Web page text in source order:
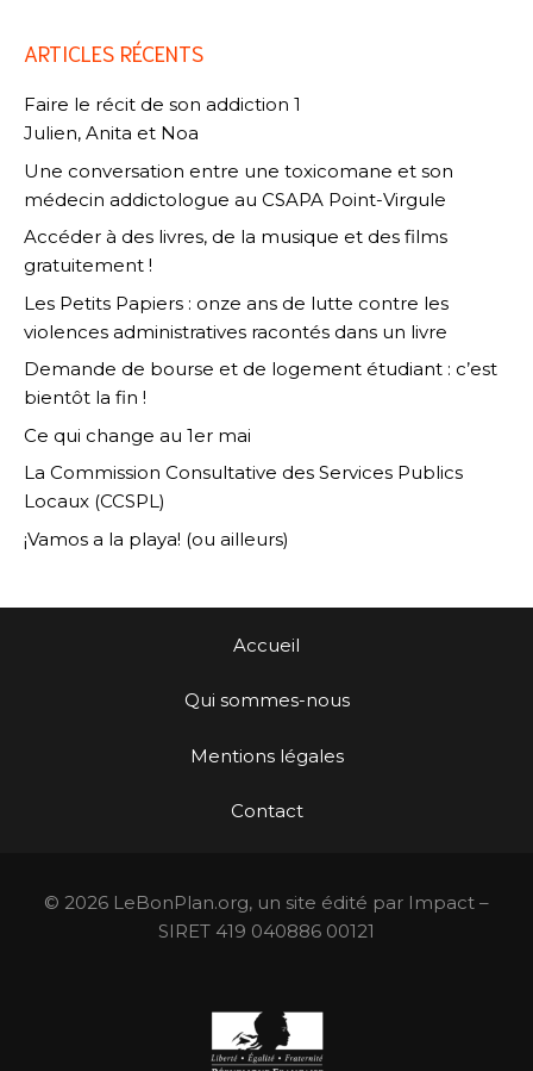
ARTICLES RÉCENTS
Faire le récit de son addiction 1
Julien, Anita et Noa
Une conversation entre une toxicomane et son
médecin addictologue au CSAPA Point-Virgule
Accéder à des livres, de la musique et des films
gratuitement !
Les Petits Papiers : onze ans de lutte contre les
violences administratives racontés dans un livre
Demande de bourse et de logement étudiant : c’est
bientôt la fin !
Ce qui change au 1er mai
La Commission Consultative des Services Publics
Locaux (CCSPL)
¡Vamos a la playa! (ou ailleurs)
Accueil
Qui sommes-nous
Mentions légales
Contact
© 2026 LeBonPlan.org, un site édité par Impact –
SIRET 419 040886 00121